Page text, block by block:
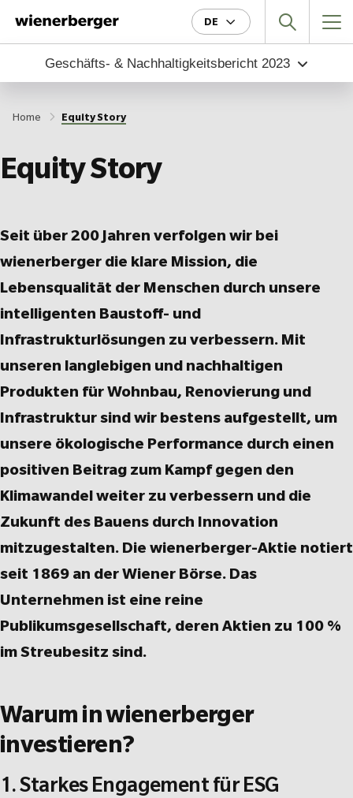
Geschäfts- & Nachhaltigkeitsbericht 2023
DE
Home Equity Story
Equity Story
Seit über 200 Jahren verfolgen wir bei
wienerberger die klare Mission, die
Lebensqualität der Menschen durch unsere
intelligenten Baustoff- und
Infrastrukturlösungen zu verbessern. Mit
unseren langlebigen und nachhaltigen
Produkten für Wohnbau, Renovierung und
Infrastruktur sind wir bestens aufgestellt, um
unsere ökologische Performance durch einen
positiven Beitrag zum Kampf gegen den
Klimawandel weiter zu verbessern und die
Zukunft des Bauens durch Innovation
mitzugestalten. Die wienerberger-Aktie notiert
seit 1869 an der Wiener Börse. Das
Unternehmen ist eine reine
Publikumsgesellschaft, deren Aktien zu 100 %
im Streubesitz sind.
Warum in wienerberger
investieren?
1. Starkes Engagement für ESG